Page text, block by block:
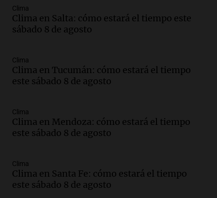
Audio.
la Bulaya abrirá sus puertas mañana con
diversas actividades y sorpresas
Audio.
edificios y proyecta una casa del
estudiante con 48 municipios
Episodios
Audio.1° gol de Rosario Central a
Aldosivi (Zalazar en contra) - relato
Audio.Recomendaciones de vino
bonarda para disfrutar el fin de semana
Clima
Clima en Salta: cómo estará el tiempo este
sábado 8 de agosto
Clima
Clima en Tucumán: cómo estará el tiempo
este sábado 8 de agosto
Clima
Clima en Mendoza: cómo estará el tiempo
este sábado 8 de agosto
Clima
Clima en Santa Fe: cómo estará el tiempo
este sábado 8 de agosto